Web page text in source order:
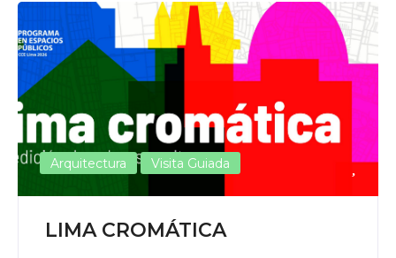
Arquitectura Visita Guiada
LIMA CROMÁTICA